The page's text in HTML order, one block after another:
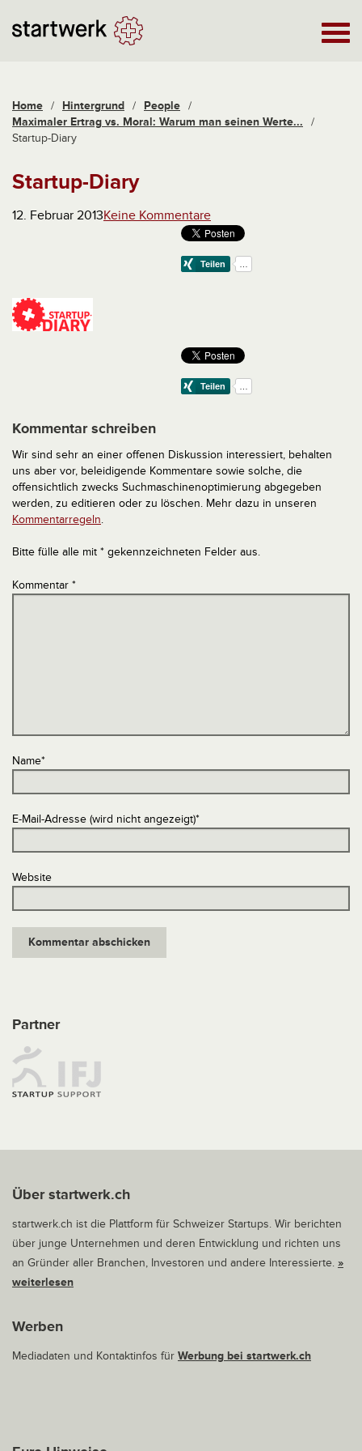
Home / Hintergrund / People /
Maximaler Ertrag vs. Moral: Warum man seinen Werte...
/
Startup-Diary
Startup-Diary
12. Februar 2013Keine Kommentare
Kommentar schreiben
Wir sind sehr an einer offenen Diskussion interessiert, behalten
uns aber vor, beleidigende Kommentare sowie solche, die
offensichtlich zwecks Suchmaschinenoptimierung abgegeben
werden, zu editieren oder zu löschen. Mehr dazu in unseren
Kommentarregeln.
Bitte fülle alle mit * gekennzeichneten Felder aus.
Kommentar *
Name*
E-Mail-Adresse (wird nicht angezeigt)*
Website
Partner
Über startwerk.ch
startwerk.ch ist die Plattform für Schweizer Startups. Wir berichten
über junge Unternehmen und deren Entwicklung und richten uns
an Gründer aller Branchen, Investoren und andere Interessierte. »
weiterlesen
Werben
Mediadaten und Kontaktinfos für Werbung bei startwerk.ch